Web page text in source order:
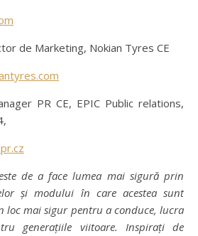
de Marketing, Nokian Tyres CE
PR CE, EPIC Public relations,
de a face lumea mai sigură prin
și modului în care acestea sunt
loc mai sigur pentru a conduce, lucra
generațiile viitoare. Inspirați de